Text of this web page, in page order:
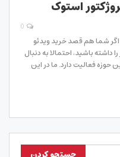
استوک
اگر شما هم قصد خرید ویدئو
داشته باشید، احتمالا به دنبال
فعالیت دارد. ما در این